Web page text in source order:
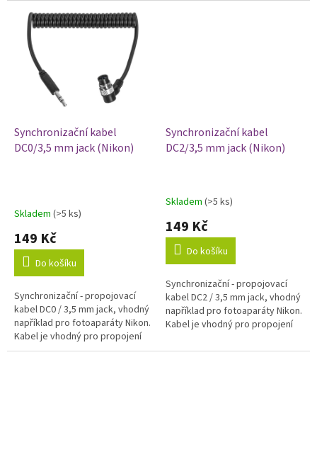
Synchronizační kabel
DC0/3,5 mm jack (Nikon)
Skladem (>5 ks)
149 Kč
Do košíku
Synchronizační - propojovací
kabel DC0 / 3,5 mm jack, vhodný
například pro fotoaparáty Nikon.
Kabel je vhodný pro propojení
fotoaparátu s odpalovačem,
Synchronizační kabel
DC2/3,5 mm jack (Nikon)
Průměrné
hodnocení
produktu
5,0
5
hvězdiček.
Skladem (>5 ks)
149 Kč
Do košíku
Synchronizační - propojovací
kabel DC2 / 3,5 mm jack, vhodný
například pro fotoaparáty Nikon.
Kabel je vhodný pro propojení
dálkovou spouští nebo...